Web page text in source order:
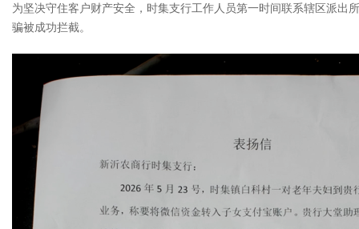
为坚决守住客户财产安全，时集支行工作人员第一时间联系辖区派
骗被成功拦截。